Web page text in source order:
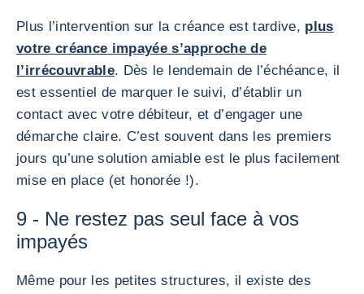
Plus l’intervention sur la créance est tardive, plus
votre créance impayée s’approche de
l’irrécouvrable. Dès le lendemain de l’échéance, il
est essentiel de marquer le suivi, d’établir un
contact avec votre débiteur, et d’engager une
démarche claire. C’est souvent dans les premiers
jours qu’une solution amiable est le plus facilement
mise en place (et honorée !).
9 - Ne restez pas seul face à vos
impayés
Même pour les petites structures, il existe des